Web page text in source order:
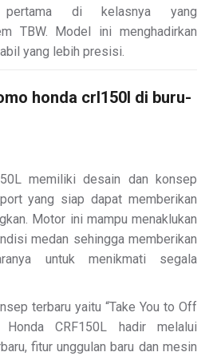
pertama di kelasnya yang
TBW. Model ini menghadirkan
yang lebih presisi.
honda crl150l di buru-
memiliki desain dan konsep
yang siap dapat memberikan
Motor ini mampu menaklukan
medan sehingga memberikan
untuk menikmati segala
terbaru yaitu “Take You to Off
CRF150L hadir melalui
fitur unggulan baru dan mesin